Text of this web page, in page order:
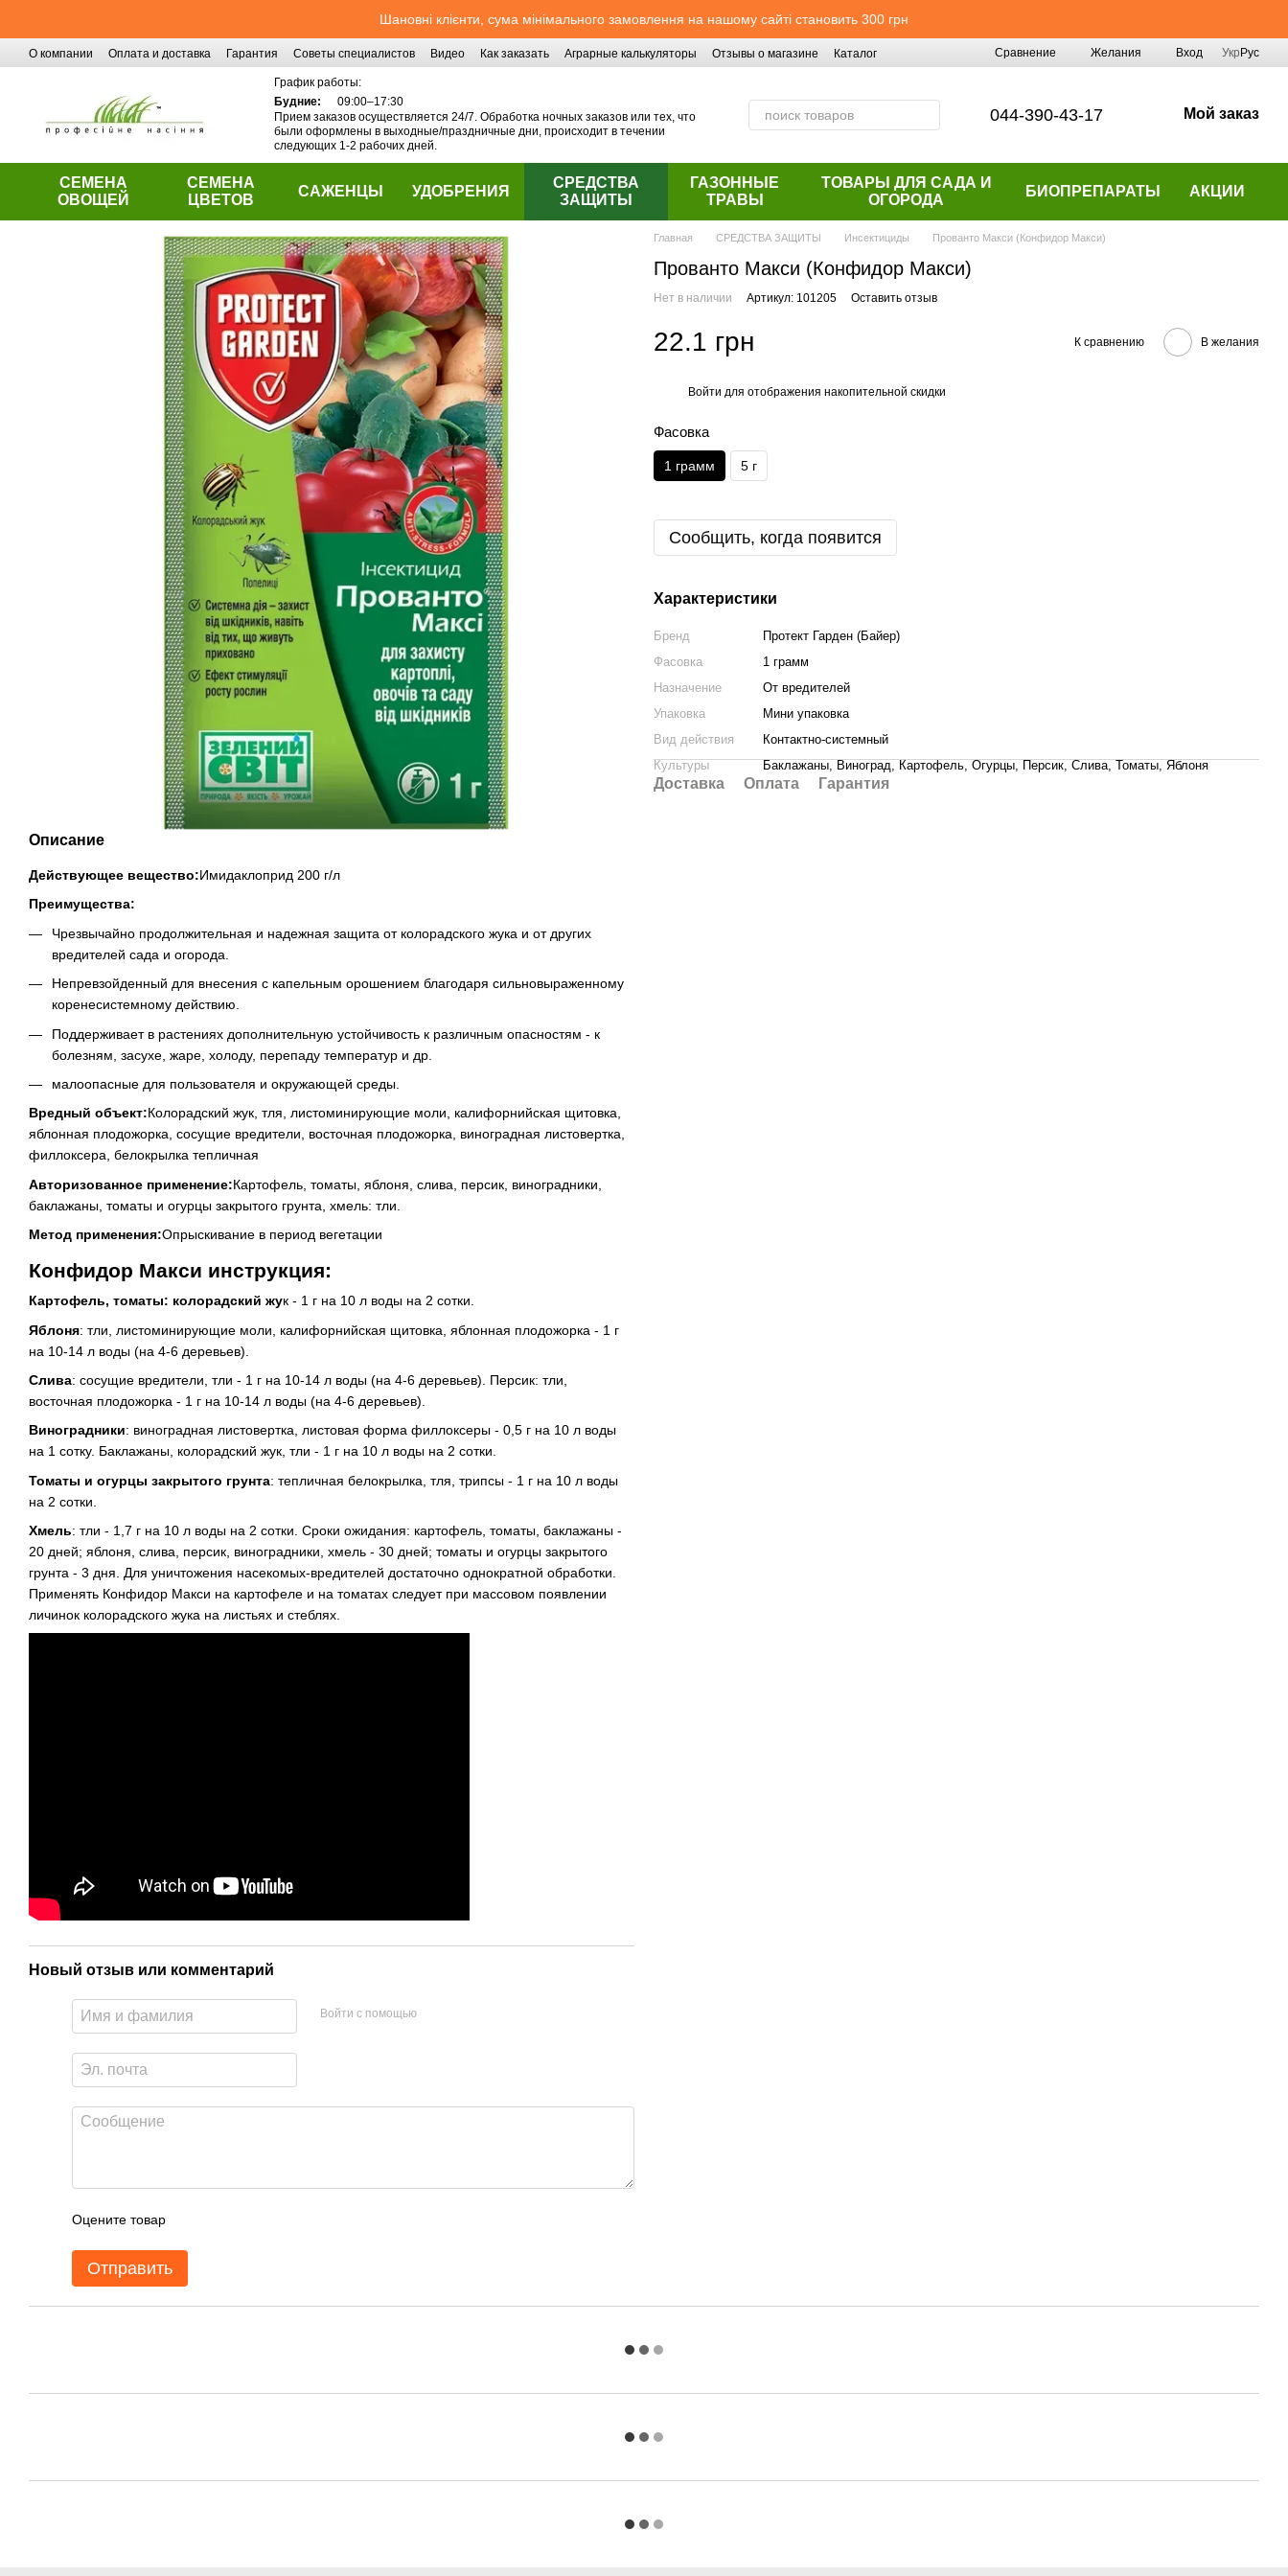
Шановні клієнти, сума мінімального замовлення на нашому сайті становить 300 грн
О компании Оплата и доставка Гарантия Советы специалистов Видео Как заказать Аграрные калькуляторы Отзывы о магазине
Каталог
Сравнение Желания Вход УкрРус
График работы:
Будние:
09:00–17:30
Прием заказов осуществляется 24/7. Обработка ночных заказов или тех, что
были оформлены в выходные/праздничные дни, происходит в течении
следующих 1-2 рабочих дней.
044-390-43-17 Мой заказ
СЕМЕНА
ОВОЩЕЙ
СЕМЕНА
ЦВЕТОВ
САЖЕНЦЫ УДОБРЕНИЯ
СРЕДСТВА
ЗАЩИТЫ
ГАЗОННЫЕ
ТРАВЫ
ТОВАРЫ ДЛЯ САДА И
ОГОРОДА
БИОПРЕПАРАТЫ АКЦИИ
Описание
Действующее вещество:Имидаклоприд 200 г/л
Преимущества:
Чрезвычайно продолжительная и надежная защита от колорадского жука и от других
вредителей сада и огорода.
Непревзойденный для внесения с капельным орошением благодаря сильновыраженному
коренесистемному действию.
Поддерживает в растениях дополнительную устойчивость к различным опасностям - к
болезням, засухе, жаре, холоду, перепаду температур и др.
малоопасные для пользователя и окружающей среды.
Вредный объект:Колорадский жук, тля, листоминирующие моли, калифорнийская щитовка,
яблонная плодожорка, сосущие вредители, восточная плодожорка, виноградная листовертка,
филлоксера, белокрылка тепличная
Авторизованное применение:Картофель, томаты, яблоня, слива, персик, виноградники,
баклажаны, томаты и огурцы закрытого грунта, хмель: тли.
Метод применения:Опрыскивание в период вегетации
Конфидор Макси инструкция:
Картофель, томаты: колорадский жук - 1 г на 10 л воды на 2 сотки.
Яблоня: тли, листоминирующие моли, калифорнийская щитовка, яблонная плодожорка - 1 г
на 10-14 л воды (на 4-6 деревьев).
Слива: сосущие вредители, тли - 1 г на 10-14 л воды (на 4-6 деревьев). Персик: тли,
восточная плодожорка - 1 г на 10-14 л воды (на 4-6 деревьев).
Виноградники: виноградная листовертка, листовая форма филлоксеры - 0,5 г на 10 л воды
на 1 сотку. Баклажаны, колорадский жук, тли - 1 г на 10 л воды на 2 сотки.
Томаты и огурцы закрытого грунта: тепличная белокрылка, тля, трипсы - 1 г на 10 л воды
на 2 сотки.
Хмель: тли - 1,7 г на 10 л воды на 2 сотки. Сроки ожидания: картофель, томаты, баклажаны -
20 дней; яблоня, слива, персик, виноградники, хмель - 30 дней; томаты и огурцы закрытого
грунта - 3 дня. Для уничтожения насекомых-вредителей достаточно однократной обработки.
Применять Конфидор Макси на картофеле и на томатах следует при массовом появлении
личинок колорадского жука на листьях и стеблях.
Новый отзыв или комментарий
Войти с помощью
Оцените товар
Отправить
Главная СРЕДСТВА ЗАЩИТЫ Инсектициды Прованто Макси (Конфидор Макси)
Прованто Макси (Конфидор Макси)
Нет в наличии Артикул: 101205 Оставить отзыв
22.1 грн К сравнению В желания
Войти для отображения накопительной скидки
Фасовка
1 грамм 5 г
Сообщить, когда появится
Характеристики
Бренд
Протект Гарден (Байер)
Фасовка
1 грамм
Назначение
От вредителей
Упаковка
Мини упаковка
Вид действия
Контактно-системный
Культуры
Баклажаны, Виноград, Картофель, Огурцы, Персик, Слива, Томаты, Яблоня
Доставка Оплата Гарантия